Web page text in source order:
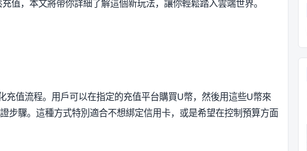
，本文將帶你詳細了解這個新玩法，讓你輕鬆踏入雲端世界。
充值流程。用戶可以在指定的充值平台購買U幣，然後用這些U幣來
步驟。這種方式特別適合不想綁定信用卡，或是希望在控制預算方面